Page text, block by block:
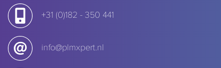
+31 (0)182 - 350 441
info@plmxpert.nl